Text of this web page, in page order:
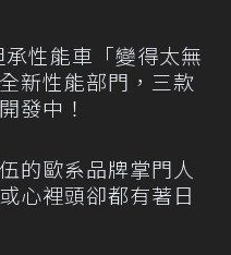
性能車「變得太無
新性能部門，三款
發中！
的歐系品牌掌門人
心裡頭卻都有著日